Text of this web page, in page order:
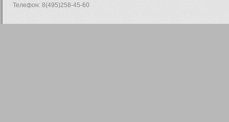
Телефон: 8(495)258-45-60